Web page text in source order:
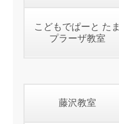
こどもでぱーと たま
プラーザ教室
藤沢教室